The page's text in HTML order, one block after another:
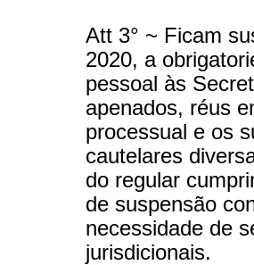
Att 3° ~ Ficam
2020, a
pessoal às
apenados, réus
processual e os
cautelares
do regular
de suspensão
necessidade de
jurisdicionais.